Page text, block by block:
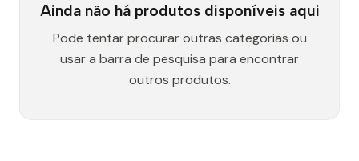
Ainda não há produtos disponíveis aqui
Pode tentar procurar outras categorias ou
usar a barra de pesquisa para encontrar
outros produtos.